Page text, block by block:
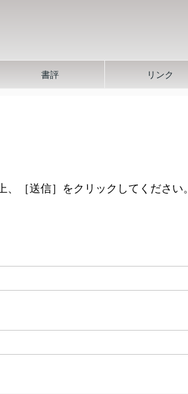
書評 リンク
［送信］をクリックしてください。